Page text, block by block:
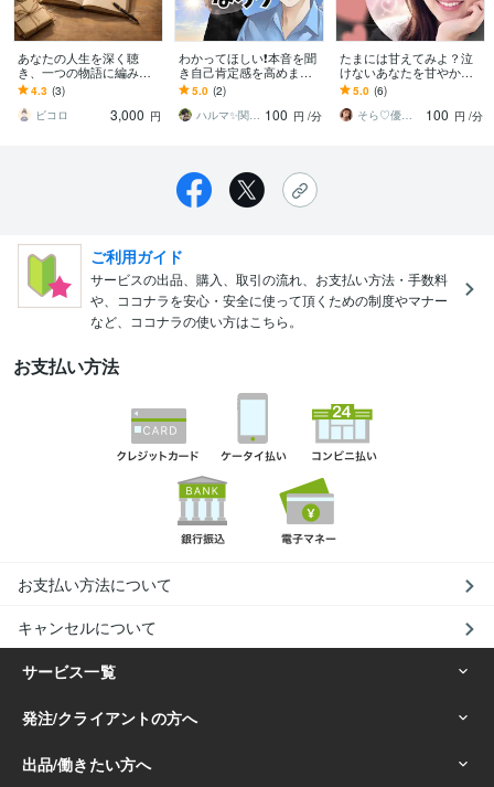
あなたの人生を深く聴
き、一つの物語に編み上
げます 語ることで心が整
い、綴ることで想いがつ
ながる。
4.3 (3)
ビコロ
3,000 円
わかってほしい❗️本音を聞
き自己肯定感を高めます
素でOK❗️本当のあなたをみ
つけて肯定します☘️秘密
厳守✨
5.0 (2)
ハルマ✨関西の傾聴マスター 100 円 /分
たまには甘えてみよ？泣
けないあなたを甘やかし
ます 子供みたいに甘えた
い♥️フェチ/話し相手/モヤ
モヤ/悩み相談
5.0 (6)
そら♡優しいCafe〜こころの休憩室☘️
100 円 /分
ご利用ガイド
サービスの出品、購入、取引の流れ、お支払い方法・手数料
や、ココナラを安心・安全に使って頂くための制度やマナー
など、ココナラの使い方はこちら。
お支払い方法
お支払い方法について
キャンセルについて